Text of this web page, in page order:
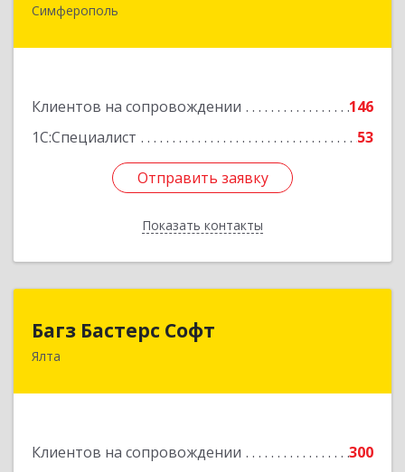
Симферополь
Клиентов на сопровождении
146
1С:Специалист
53
Отправить заявку
Показать контакты
295015, Крым Респ, Симферополь г, Козлова ул,
Отправить заявку
Назад
Багз Бастерс Софт
Ялта
Клиентов на сопровождении
300
Багз Бастерс Софт
298603, Крым Респ, Ялта г, Свердлова ул, дом №